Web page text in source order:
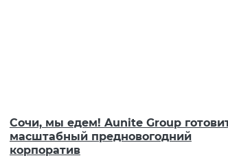
Сочи, мы едем! Aunite Group
масштабный предновогодний
корпоратив